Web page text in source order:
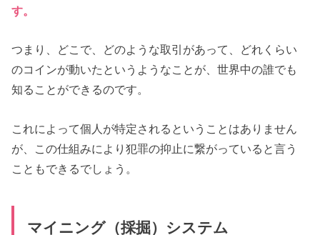
す。
つまり、どこで、どのような取引があって、どれくらい
のコインが動いたというようなことが、世界中の誰でも
知ることができるのです。
これによって個人が特定されるということはありません
が、この仕組みにより犯罪の抑止に繋がっていると言う
こともできるでしょう。
マイニング（採掘）システム